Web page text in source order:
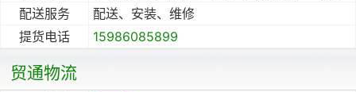
配送服务
配送、安装、维修
提货电话
15986085899
贸通物流